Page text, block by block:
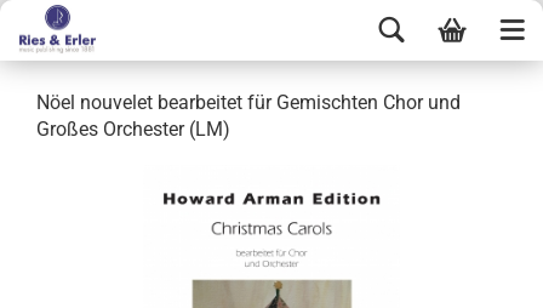
Nöel nouvelet bearbeitet für Gemischten Chor und
Großes Orchester (LM)